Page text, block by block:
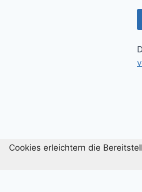
Cookies erleichtern die